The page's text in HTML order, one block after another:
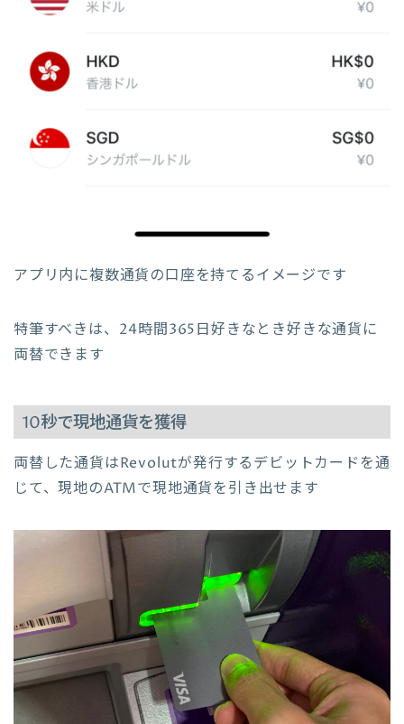
アプリ内に複数通貨の口座を持てるイメージです
特筆すべきは、24時間365日好きなとき好きな通貨に
両替できます
10秒で現地通貨を獲得
両替した通貨はRevolutが発行するデビットカードを通
じて、現地のATMで現地通貨を引き出せます